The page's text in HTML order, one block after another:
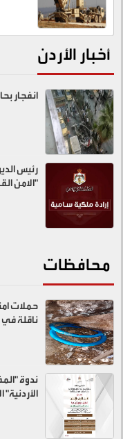
أخبار الأردن
انفجار
رئيس
"الامن
محافظات
حملات
ناقلة في
ندوة
الأردنية"